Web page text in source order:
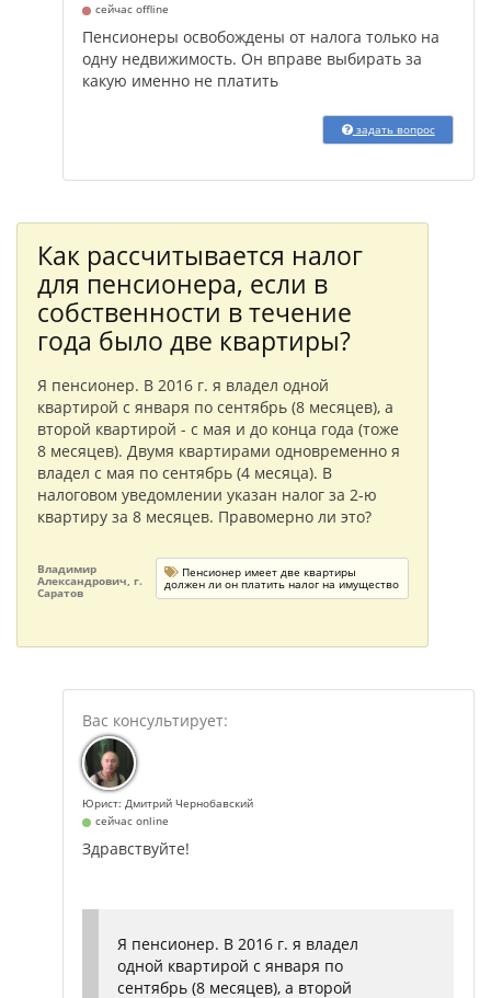
сейчас offline
Пенсионеры освобождены от налога только на
одну недвижимость. Он вправе выбирать за
какую именно не платить
задать вопрос
Как рассчитывается налог
для пенсионера, если в
собственности в течение
года было две квартиры?
Я пенсионер. В 2016 г. я владел одной
квартирой с января по сентябрь (8 месяцев), а
второй квартирой - с мая и до конца года (тоже
8 месяцев). Двумя квартирами одновременно я
владел с мая по сентябрь (4 месяца). В
налоговом уведомлении указан налог за 2-ю
квартиру за 8 месяцев. Правомерно ли это?
Владимир
Александрович, г.
Саратов
Пенсионер имеет две квартиры
должен ли он платить налог на имущество
Юрист: Дмитрий Чернобавский
сейчас online
Здравствуйте!
Я пенсионер. В 2016 г. я владел
одной квартирой с января по
сентябрь (8 месяцев), а второй